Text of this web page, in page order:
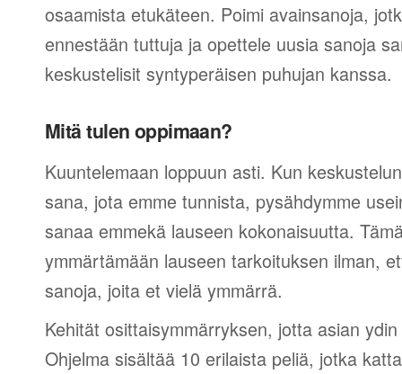
osaamista etukäteen. Poimi avainsanoja,
ennestään tuttuja ja opettele uusia sanoja
keskustelisit syntyperäisen puhujan kanssa.
Mitä tulen oppimaan?
Kuuntelemaan loppuun asti. Kun
sana, jota emme tunnista, pysähdymme
sanaa emmekä lauseen kokonaisuutta.
ymmärtämään lauseen tarkoituksen ilman,
sanoja, joita et vielä ymmärrä.
Kehität osittaisymmärryksen, jotta asian
Ohjelma sisältää 10 erilaista peliä, jotka